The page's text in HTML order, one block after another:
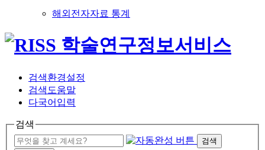
해외전자자료 통계
검색환경설정
검색도움말
다국어입력
검색
검색